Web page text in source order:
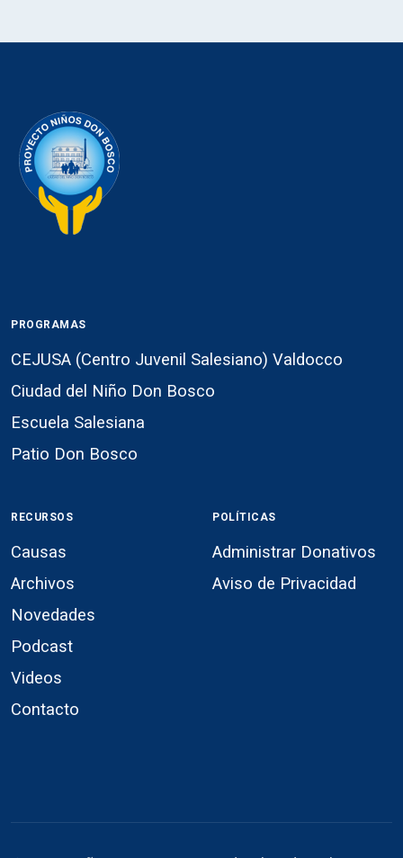
PROGRAMAS
CEJUSA (Centro Juvenil Salesiano) Valdocco
Ciudad del Niño Don Bosco
Escuela Salesiana
Patio Don Bosco
RECURSOS
Causas
Archivos
Novedades
Podcast
Videos
Contacto
POLÍTICAS
Administrar Donativos
Aviso de Privacidad